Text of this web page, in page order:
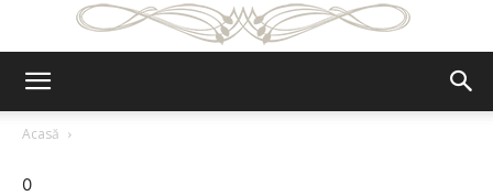
Acasă
0